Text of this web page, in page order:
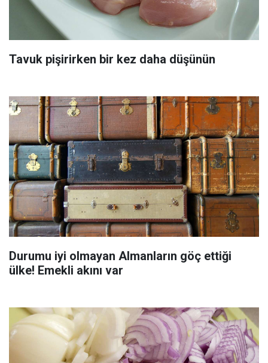
Tavuk pişirirken bir kez daha düşünün
Durumu iyi olmayan Almanların göç ettiği
ülke! Emekli akını var